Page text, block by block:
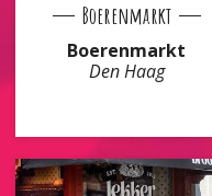
Boerenmarkt
Boerenmarkt
Den Haag